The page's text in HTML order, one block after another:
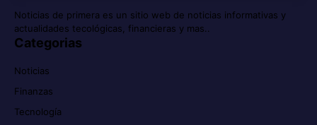
Noticias de primera es un sitio web de noticias informativas y
actualidades tecológicas, financieras y mas..
Categorias
Noticias
Finanzas
Tecnología